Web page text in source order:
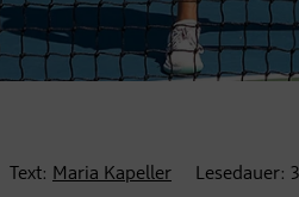
Text: Maria Kapeller Lesedauer: 3